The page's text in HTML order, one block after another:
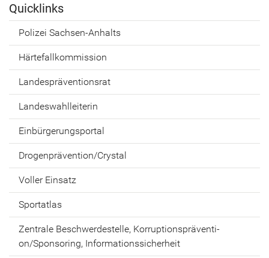
Quick­links
Po­li­zei Sachsen-​Anhalts
Här­te­fall­kom­mis­si­on
Lan­des­prä­ven­ti­ons­rat
Lan­des­wahl­lei­te­rin
Ein­bür­ge­rungs­por­tal
Dro­gen­prä­ven­ti­on/Crys­tal
Vol­ler Ein­satz
Sport­at­las
Zen­tra­le Be­schwer­de­stel­le, Kor­rup­ti­ons­prä­ven­ti­
on/Spon­so­ring, In­for­ma­ti­ons­si­cher­heit